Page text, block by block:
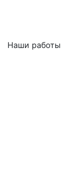
Наши работы